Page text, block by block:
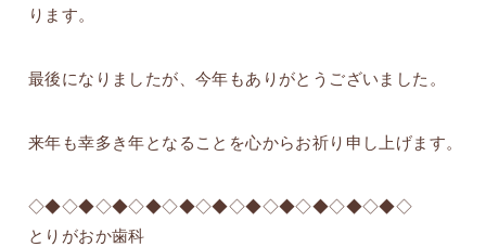
ります。
最後になりましたが、今年もありがとうございました。
来年も幸多き年となることを心からお祈り申し上げます。
◇◆◇◆◇◆◇◆◇◆◇◆◇◆◇◆◇◆◇◆◇◆◇
とりがおか歯科